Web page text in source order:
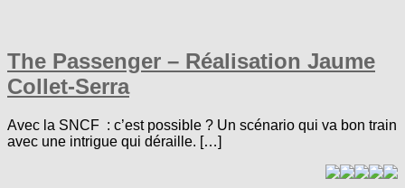
The Passenger – Réalisation Jaume
Collet-Serra
Avec la SNCF : c’est possible ? Un scénario qui va bon train
avec une intrigue qui déraille. […]